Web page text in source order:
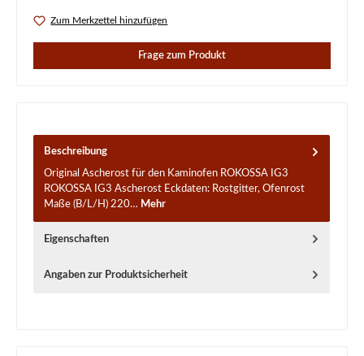
Zum Merkzettel hinzufügen
Frage zum Produkt
Beschreibung
Original Ascherost für den Kaminofen ROKOSSA IG3
ROKOSSA IG3 Ascherost Eckdaten: Rostgitter, Ofenrost
Maße (B/L/H) 220… Mehr
Eigenschaften
Angaben zur Produktsicherheit